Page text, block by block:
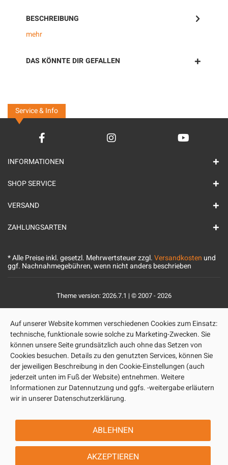
BESCHREIBUNG
mehr
DAS KÖNNTE DIR GEFALLEN
Service & Info
INFORMATIONEN
SHOP SERVICE
VERSAND
ZAHLUNGSARTEN
* Alle Preise inkl. gesetzl. Mehrwertsteuer zzgl.Versandkosten und
ggf. Nachnahmegebühren, wenn nicht anders beschrieben
Theme version: 2026.7.1 | © 2007 - 2026
Auf unserer Website kommen verschiedenen Cookies zum Einsatz:
technische, funktionale sowie solche zu Marketing-Zwecken. Sie
können unsere Seite grundsätzlich auch ohne das Setzen von
Cookies besuchen. Details zu den genutzten Services, können Sie
der jeweiligen Beschreibung in den Cookie-Einstellungen (auch
jederzeit unten im Fuß der Website) entnehmen. Weitere
Informationen zur Datennutzung und ggfs. -weitergabe erläutern
wir in unserer Datenschutzerklärung.
ABLEHNEN
AKZEPTIEREN